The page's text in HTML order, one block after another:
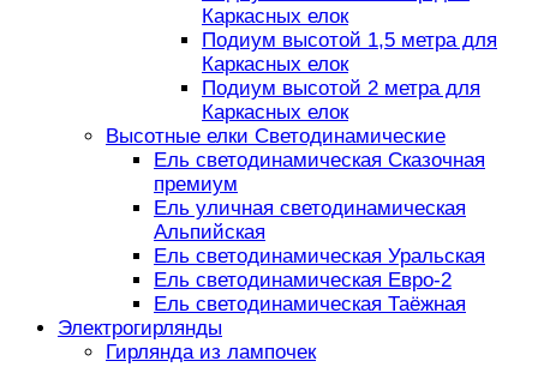
Каркасных елок
Подиум высотой 1,5 метра для
Каркасных елок
Подиум высотой 2 метра для
Каркасных елок
Высотные елки Светодинамические
Ель светодинамическая Сказочная
премиум
Ель уличная светодинамическая
Альпийская
Ель светодинамическая Уральская
Ель светодинамическая Евро-2
Ель светодинамическая Таёжная
Электрогирлянды
Гирлянда из лампочек